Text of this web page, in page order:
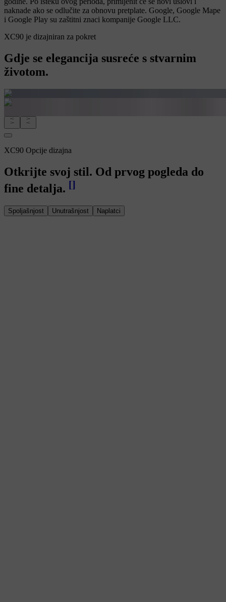
naknade ako se odlučite za obnovu pretplate. Google, Google Mape
i Google Play su zaštitni znaci kompanije Google LLC.
XC90 je dizajniran za pokret
Gdje se elegancija susreće s stvarnim
životom.
XC90 Opcije dizajna
Otkrijte svoj stil. Od prvog pogleda do
fine detalja. []
Spoljašnjost Unutrašnjost Naplatci